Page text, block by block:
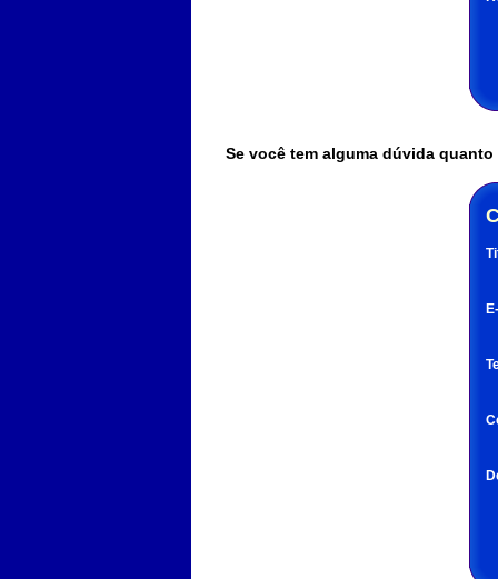
Se você tem alguma dúvida